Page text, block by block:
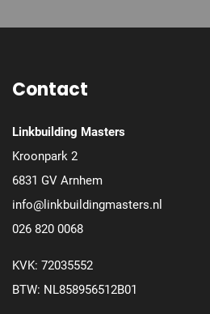
Contact
Linkbuilding Masters
Kroonpark 2
6831 GV Arnhem
info@linkbuildingmasters.nl
026 820 0068
KVK: 72035552
BTW: NL858956512B01